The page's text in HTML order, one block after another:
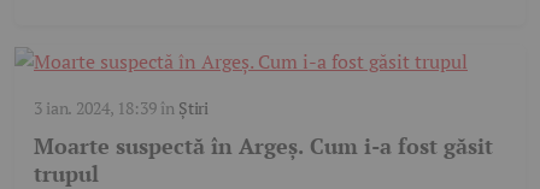
3 ian. 2024, 18:39în Știri
Moarte suspectă în Argeș. Cum i-a fost găsit
trupul